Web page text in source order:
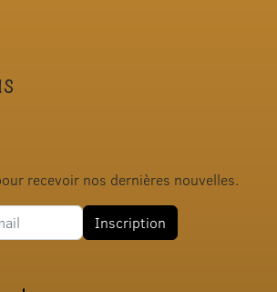
recevoir nos dernières nouvelles.
Inscription